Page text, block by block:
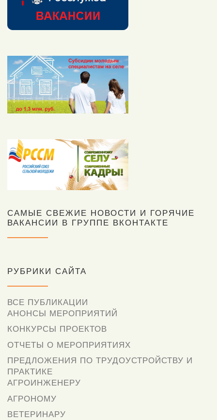
САМЫЕ СВЕЖИЕ НОВОСТИ И ГОРЯЧИЕ
ВАКАНСИИ В ГРУППЕ ВКОНТАКТЕ
РУБРИКИ САЙТА
ВСЕ ПУБЛИКАЦИИ
АНОНСЫ МЕРОПРИЯТИЙ
КОНКУРСЫ ПРОЕКТОВ
ОТЧЕТЫ О МЕРОПРИЯТИЯХ
ПРЕДЛОЖЕНИЯ ПО ТРУДОУСТРОЙСТВУ И
ПРАКТИКЕ
АГРОИНЖЕНЕРУ
АГРОНОМУ
ВЕТЕРИНАРУ